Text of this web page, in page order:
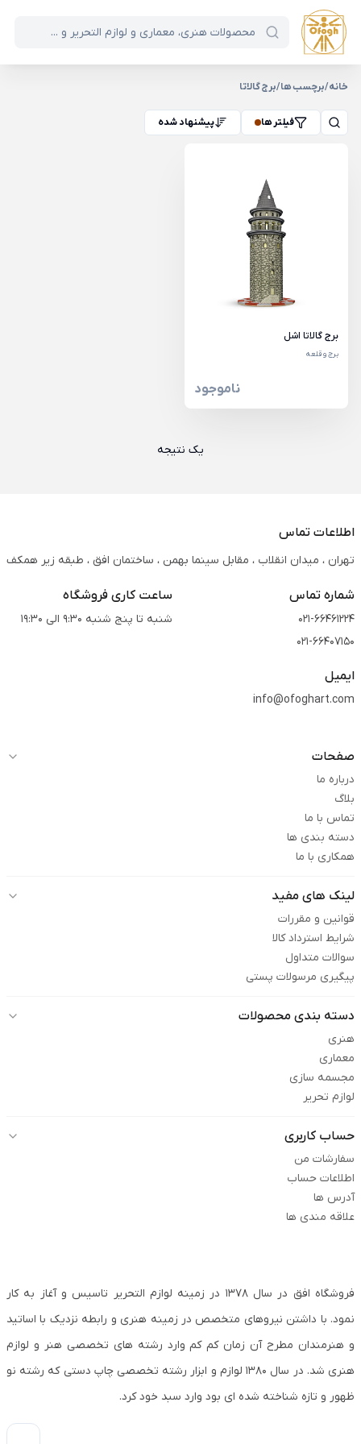
خانه/برچسب ها/برج گالاتا
فیلتر ها پیشنهاد شده
برج گالاتا اشل
برج و قلعه
ناموجود
یک نتیجه
اطلاعات تماس
تهران ، میدان انقلاب ، مقابل سینما بهمن ، ساختمان افق ، طبقه زیر همکف
شماره تماس
021-66461224
021-66407150
ساعت کاری فروشگاه
شنبه تا پنج شنبه 9:30 الی 19:30
ایمیل
info@ofoghart.com
صفحات
درباره ما
بلاگ
تماس با ما
دسته بندی ها
همکاری با ما
لینک های مفید
قوانین و مقررات
شرایط استرداد کالا
سوالات متداول
پیگیری مرسولات پستی
دسته بندی محصولات
هنری
معماری
مجسمه سازی
لوازم تحریر
حساب کاربری
سفارشات من
اطلاعات حساب
آدرس ها
علاقه مندی ها
فروشگاه افق در سال ۱۳۷۸ در زمینه لوازم التحریر تاسیس و آغاز به کار
نمود. با داشتن نیروهای متخصص در زمینه هنری و رابطه نزدیک با اساتید
و هنرمندان مطرح آن زمان کم کم وارد رشته های تخصصی هنر و لوازم
هنری شد. در سال ۱۳۸۰ لوازم و ابزار رشته تخصصی چاپ دستی که رشته نو
ظهور و تازه شناخته شده ای بود وارد سبد خود کرد.